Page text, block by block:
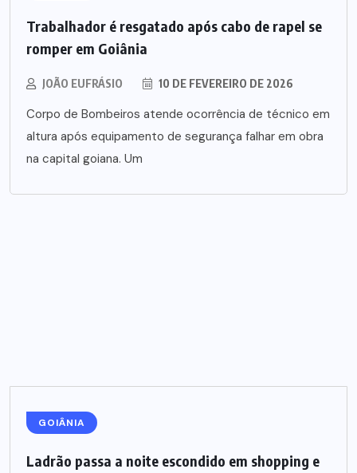
Trabalhador é resgatado após cabo de rapel se
romper em Goiânia
JOÃO EUFRÁSIO 10 DE FEVEREIRO DE 2026
Corpo de Bombeiros atende ocorrência de técnico em
altura após equipamento de segurança falhar em obra
na capital goiana. Um
GOIÂNIA
Ladrão passa a noite escondido em shopping e